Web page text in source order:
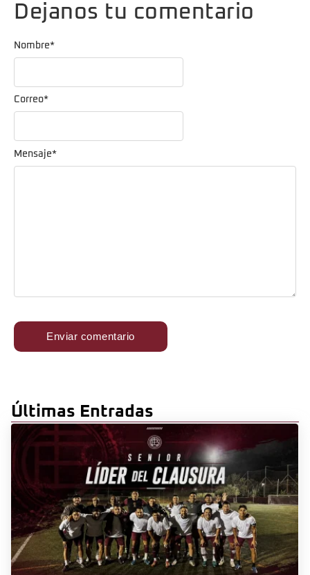
Dejanos tu comentario
Mensaje*
Nombre*
Correo*
Últimas Entradas